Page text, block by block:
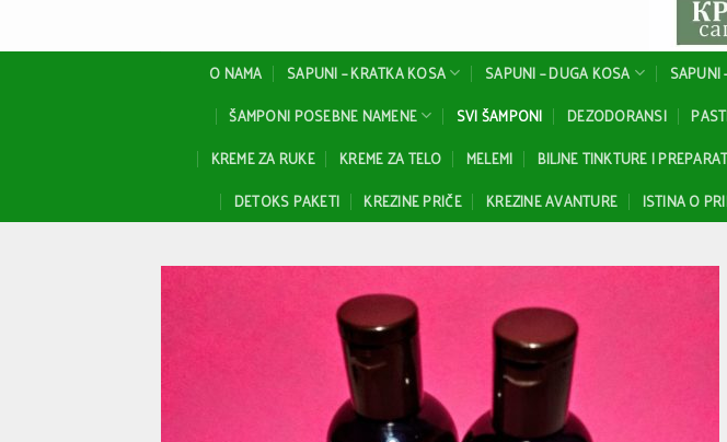
O NAMA SAPUNI – KRATKA KOSA SAPUNI – DUGA KOSA SAPUNI
ŠAMPONI POSEBNE NAMENE
SVI ŠAMPONI DEZODORANSI
KREME ZA RUKE
KREME ZA TELO MELEMI BILJNE TINKTURE I
DETOKS PAKETI
KREZINE PRIČE KREZINE AVANTURE ISTINA O